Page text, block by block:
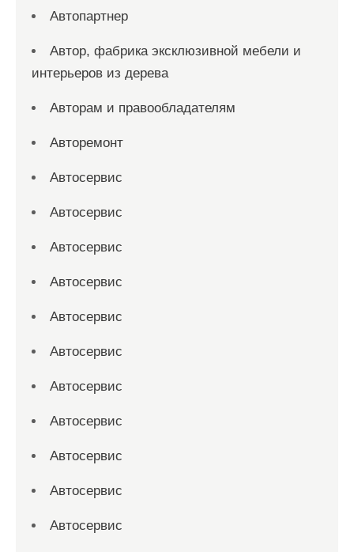
Автопартнер
Автор, фабрика эксклюзивной мебели и
интерьеров из дерева
Авторам и правообладателям
Авторемонт
Автосервис
Автосервис
Автосервис
Автосервис
Автосервис
Автосервис
Автосервис
Автосервис
Автосервис
Автосервис
Автосервис